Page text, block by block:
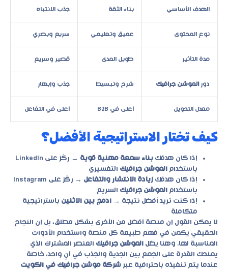
الهدف الأساسي بناء الثقة جذب الانتباه
نوع المحتوى عميق وتعليمي سريع وبصري
مدة التأثير طويل المدى قصير وسريع
دورالموشن جرافيك شرح وتبسيط جذب وإبهار
معدل التحويل أعلى في B2B أعلى في التفاعل
كيف تختار الاستراتيجية الأفضل؟
إذا كان هدفك بناء سمعة مهنية قوية
→ ركّز على LinkedIn
باستخدام الموشن جرافيك التفسيري
إذا كان هدفك زيادة الانتشار والتفاعل
→ ركّز على Instagram
باستخدام الموشن جرافيك السريع
إذا كنت تريد أفضل نتيجة → ادمج بين الاثنين باستراتيجية
متكاملة
لا يمكن القول إن منصة أفضل من الأخرى بشكل مطلق، بل إن النجاح
الحقيقي يكمن في فهم طبيعة كل منصة واستخدام الأدوات
المناسبة لها. وهنا يظل الموشن جرافيك العنصر المشترك الذي
يمنحك القدرة على الجمع بين الجدية والجذب في آنٍ واحد، خاصة
عندما يتم تنفيذه باحترافية عبر شركة موشن جرافيك في الكويت